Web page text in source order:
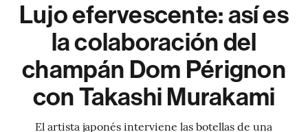
Lujo efervescente: así es
la colaboración del
champán Dom Pérignon
con Takashi Murakami
El artista japonés interviene las botellas de una